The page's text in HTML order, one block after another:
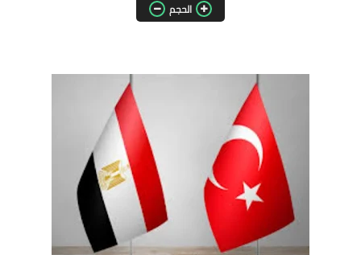
مقالات واراء
القاهرة
القليوبية
الجيزة
الاسكندرية
الدقهلية
الحجم